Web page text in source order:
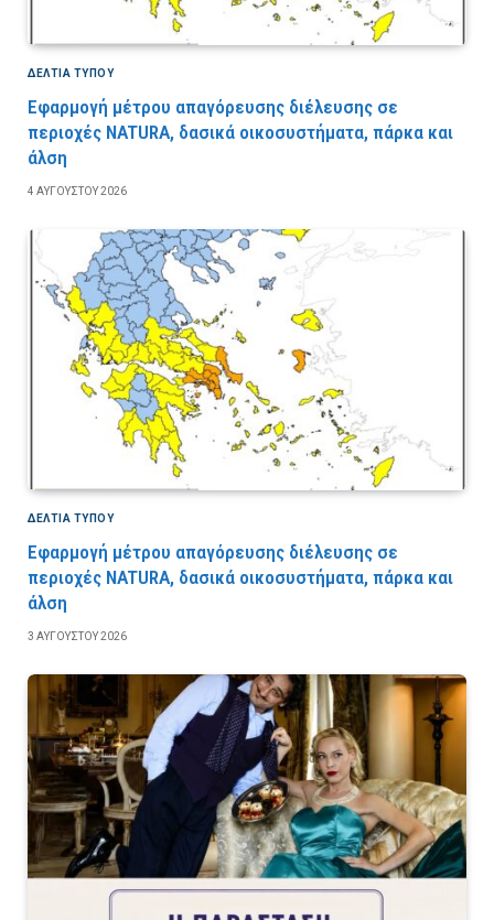
ΔΕΛΤΙΑ ΤΥΠΟΥ
Εφαρμογή μέτρου απαγόρευσης διέλευσης σε
περιοχές NATURA, δασικά οικοσυστήματα, πάρκα και
άλση
4 ΑΥΓΟΎΣΤΟΥ 2026
ΔΕΛΤΙΑ ΤΥΠΟΥ
Εφαρμογή μέτρου απαγόρευσης διέλευσης σε
περιοχές NATURA, δασικά οικοσυστήματα, πάρκα και
άλση
3 ΑΥΓΟΎΣΤΟΥ 2026